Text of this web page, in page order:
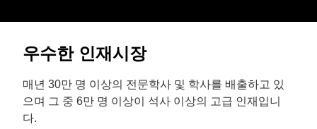
우수한 인재시장
매년 30만 명 이상의 전문학사 및 학사를 배출하고 있
으며 그 중 6만 명 이상이 석사 이상의 고급 인재입니
다.